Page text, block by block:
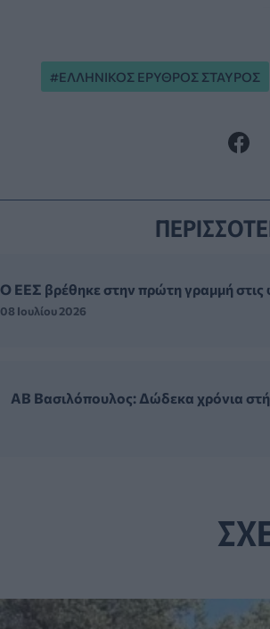
ΕΛΛΗΝΙΚΟΣ ΕΡΥΘΡΟΣ ΣΤΑΥΡΟΣ
Ο ΕΕΣ βρέθηκε στην πρώτη γραμμή
08 Ιουλίου 2026
ΑΒ Βασιλόπουλος: Δώδεκα χρόνια